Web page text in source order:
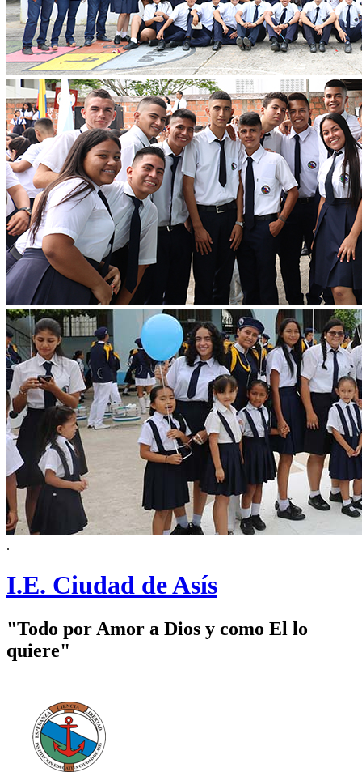
.
I.E. Ciudad de Asís
"Todo por Amor a Dios y como El lo
quiere"